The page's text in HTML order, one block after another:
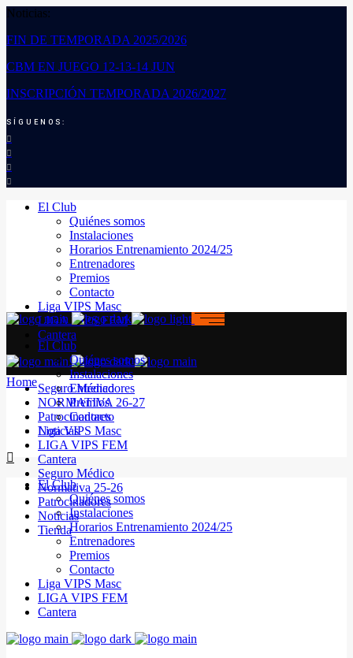
Noticias:
FIN DE TEMPORADA 2025/2026
CBM EN JUEGO 12-13-14 JUN
INSCRIPCIÓN TEMPORADA 2026/2027
SÍGUENOS:
El Club
Quiénes somos
Instalaciones
Horarios Entrenamiento 2024/25
Entrenadores
Premios
Contacto
Liga VIPS Masc
LIGA VIPS FEM
Cantera
Seguro Médico
NORMATIVA 26-27
Patrocinadores
Noticias
El Club
Quiénes somos
Instalaciones
Horarios Entrenamiento 2024/25
Entrenadores
Premios
Contacto
Liga VIPS Masc
LIGA VIPS FEM
Cantera
El Club
Quiénes somos
Instalaciones
Entrenadores
Premios
Contacto
Liga VIPS Masc
LIGA VIPS FEM
Cantera
Seguro Médico
Normativa 25-26
Patrocinadores
Noticias
Tienda
Home